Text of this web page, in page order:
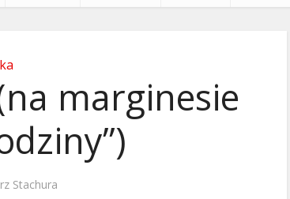
marginesie
Stachura
Ewangelia i Ty – 27 grudnia